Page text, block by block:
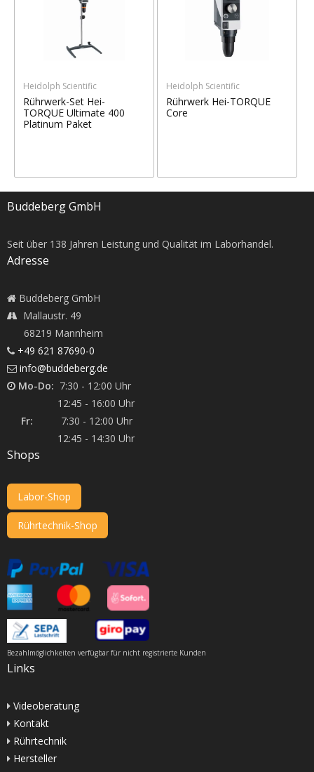
Heidolph Scientific
Rührwerk-Set Hei-
TORQUE Ultimate 400
Platinum Paket
Heidolph Scientific
Rührwerk Hei-TORQUE
Core
Buddeberg GmbH
Seit über 138 Jahren Leistung und Qualität im Laborhandel.
Adresse
Buddeberg GmbH
Mallaustr. 49
68219 Mannheim
+49 621 87690-0
info@buddeberg.de
Mo-Do: 7:30 - 12:00 Uhr
12:45 - 16:00 Uhr
Fr: 7:30 - 12:00 Uhr
12:45 - 14:30 Uhr
Shops
Labor-Shop
Rührtechnik-Shop
Bezahlmöglichkeiten verfügbar für nicht registrierte Kunden
Links
Videoberatung
Kontakt
Rührtechnik
Hersteller